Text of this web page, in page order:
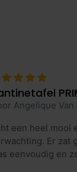
Angelique Van
een heel mooi
Er zat
eenvoudig en